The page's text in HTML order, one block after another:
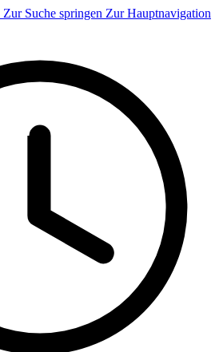
Zur Suche springen Zur Hauptnavigation